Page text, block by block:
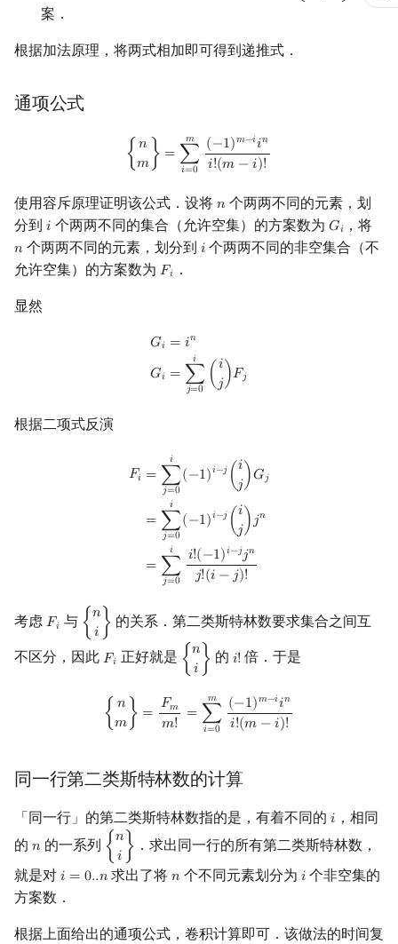
最小表示法
Lyndon 分解
Main–Lorentz 算法
离散对数
高次剩余 & 单位根
数论分块
杜教筛
Powerful Number 筛
Meissel–Lehmer 算法
Stern–Brocot 树与 Farey 序列
二次域
Pell 方程
项式点值表示的关系
参考资料与注释
K-D Tree
动态树
析合树
霍夫曼树
二分图
平面图
弦图
图的匹配
珂朵莉树/颜色段均摊
空间优化简介
案．
根据加法原理，将两式相加即可得到递推式．
通项公式
{ 𝑛
𝑚 } =
𝑚
∑
𝑖=0
(−1)𝑚−𝑖𝑖𝑛
𝑖!(𝑚 −𝑖)!
m}= ∑i m(−1 m−iini!(m
使用容斥原理证明该公式．设将 𝑛
n 个两两不同的元素，划
分到 𝑖
i 个两两不同的集合（允许空集）的方案数为 𝐺𝑖
Gi ，将
𝑛
n 个两两不同的元素，划分到 𝑖
i 个两两不同的非空集合（不
允许空集）的方案数为 𝐹𝑖
Fi ．
显然
𝐺𝑖 = 𝑖𝑛
𝐺𝑖 =
𝑖
∑
𝑗=0
( 𝑖
𝑗)𝐹𝑗
Gi=i nGi=
根据二项式反演
𝐹𝑖 =
𝑖
∑
𝑗=0
(−1)𝑖−𝑗 ( 𝑖
𝑗 )𝐺𝑗
=
𝑖
∑
𝑗=0
(−1)𝑖−𝑗 ( 𝑖
𝑗 )𝑗𝑛
=
𝑖
∑
𝑗=0
𝑖!(−1)𝑖−𝑗𝑗𝑛
𝑗!(𝑖 −𝑗)!
=0i( j( j) jn=
考虑 𝐹𝑖
Fi 与 { 𝑛
𝑖 }
{n i} 的关系．第二类斯特林数要求集合之间互
不区分，因此 𝐹𝑖
Fi 正好就是 { 𝑛
𝑖 }
{n i} 的 𝑖!
i! 倍．于是
{ 𝑛
𝑚 } = 𝐹𝑚
𝑚! =
𝑚
∑
𝑖=0
(−1)𝑚−𝑖𝑖𝑛
𝑖!(𝑚 −𝑖)!
m }= Fm =∑i m(−1 m−iini!(m−
同一行第二类斯特林数的计算
「同一行」的第二类斯特林数指的是，有着不同的 𝑖
i ，相同
的 𝑛
n 的一系列 { 𝑛
𝑖 }
{n i}
．求出同一行的所有第二类斯特林数，
就是对 𝑖 = 0..𝑛
i =0. .n 求出了将𝑛
n 个不同元素划分为 𝑖
i 个非空集的
方案数．
根据上面给出的通项公式，卷积计算即可．该做法的时间复